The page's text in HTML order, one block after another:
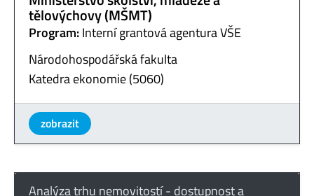
tělovýchovy (MŠMT)
Program:Interní grantová agentura VŠE
Národohospodářská fakulta
Katedra ekonomie (5060)
zobrazit
Analýza trhu nemovitostí - dostupnost a